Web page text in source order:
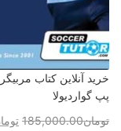
خرید آنلاین کتاب
پپ گواردیولا
تومان185,000.00